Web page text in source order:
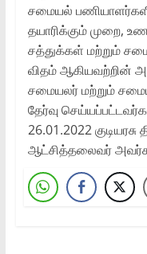
சமையல்
தயாரிக்கும் முறை,
சத்துக்கள் மற்றும்
விதம் ஆகியவற்றின்
சமையலர் மற்றும்
தேர்வு
26.01.2022
ஆட்சித்தலைவர்